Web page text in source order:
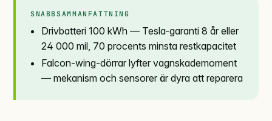
SNABBSAMMANFATTNING
Drivbatteri 100 kWh — Tesla-garanti 8 år eller
24 000 mil, 70 procents minsta restkapacitet
Falcon-wing-dörrar lyfter vagnskademoment
— mekanism och sensorer är dyra att reparera